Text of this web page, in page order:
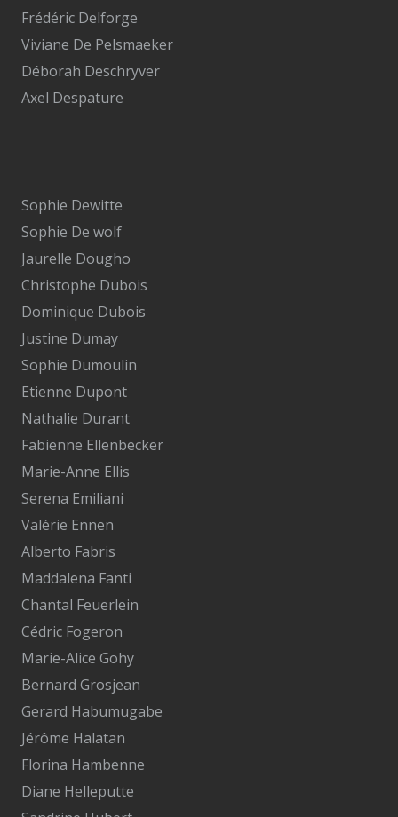
Frédéric Delforge
Viviane De Pelsmaeker
Déborah Deschryver
Axel Despature
Sophie Dewitte
Sophie De wolf
Jaurelle Dougho
Christophe Dubois
Dominique Dubois
Justine Dumay
Sophie Dumoulin
Etienne Dupont
Nathalie Durant
Fabienne Ellenbecker
Marie-Anne Ellis
Serena Emiliani
Valérie Ennen
Alberto Fabris
Maddalena Fanti
Chantal Feuerlein
Cédric Fogeron
Marie-Alice Gohy
Bernard Grosjean
Gerard Habumugabe
Jérôme Halatan
Florina Hambenne
Diane Helleputte